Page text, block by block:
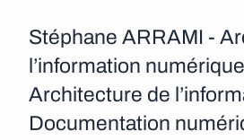
Stéphane ARRAMI -
l’information numérique
Architecture de
Documentation